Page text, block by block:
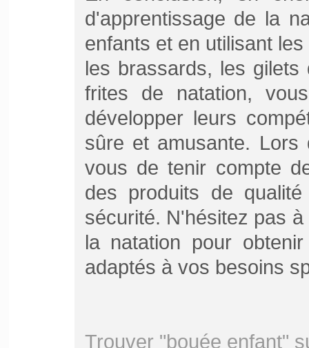
d'apprentissage de la
enfants et en utilisant
les brassards, les
frites de natation,
développer leurs
sûre et amusante.
vous de tenir compte
des produits de
sécurité. N'hésitez pas
la natation pour
adaptés à vos besoins
Trouver "bouée enfant"